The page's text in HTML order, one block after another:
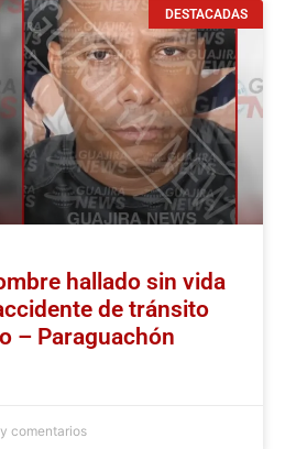
DESTACADAS
hallado sin vida
de tránsito
– Paraguachón
comentarios